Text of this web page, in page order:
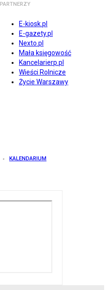
PARTNERZY
E-kiosk.pl
E-gazety.pl
Nexto.pl
Mała księgowość
Kancelarierp.pl
Wieści Rolnicze
Życie Warszawy
KALENDARIUM